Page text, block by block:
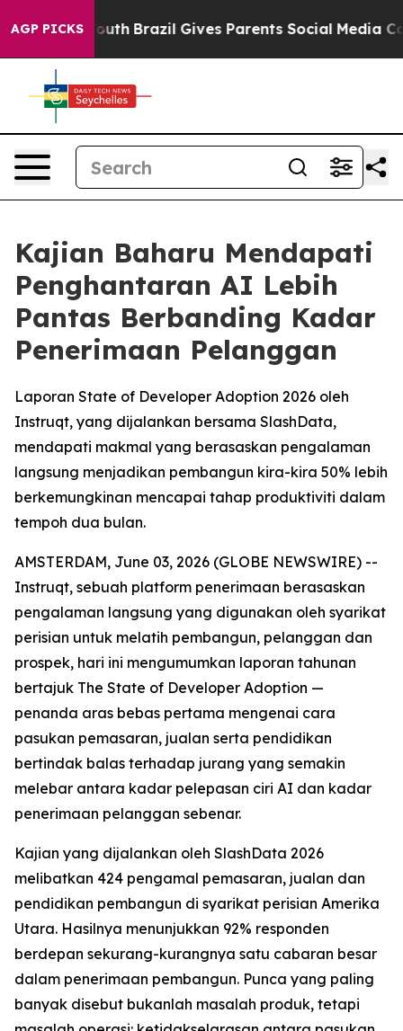
AGP PICKS
to Youth Brazil Gives Parents Social Media
Kajian Baharu Mendapati
Penghantaran AI Lebih
Pantas Berbanding Kadar
Penerimaan Pelanggan
Laporan State of Developer Adoption 2026 oleh
Instruqt, yang dijalankan bersama SlashData,
mendapati makmal yang berasaskan pengalaman
langsung menjadikan pembangun kira-kira 50% lebih
berkemungkinan mencapai tahap produktiviti dalam
tempoh dua bulan.
AMSTERDAM, June 03, 2026 (GLOBE NEWSWIRE) --
Instruqt, sebuah platform penerimaan berasaskan
pengalaman langsung yang digunakan oleh syarikat
perisian untuk melatih pembangun, pelanggan dan
prospek, hari ini mengumumkan laporan tahunan
bertajuk The State of Developer Adoption —
penanda aras bebas pertama mengenai cara
pasukan pemasaran, jualan serta pendidikan
bertindak balas terhadap jurang yang semakin
melebar antara kadar pelepasan ciri AI dan kadar
penerimaan pelanggan sebenar.
Kajian yang dijalankan oleh SlashData 2026
melibatkan 424 pengamal pemasaran, jualan dan
pendidikan pembangun di syarikat perisian Amerika
Utara. Hasilnya menunjukkan 92% responden
berdepan sekurang-kurangnya satu cabaran besar
dalam penerimaan pembangun. Punca yang paling
banyak disebut bukanlah masalah produk, tetapi